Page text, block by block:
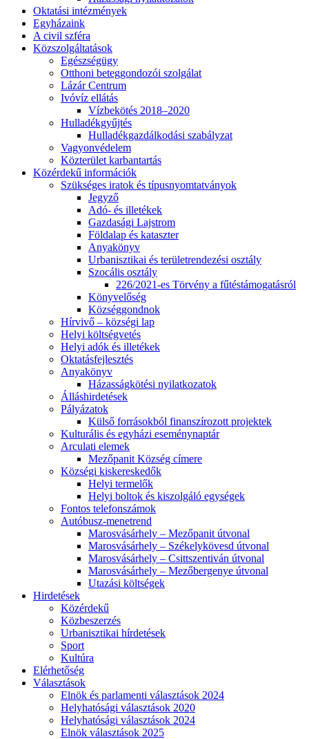
Oktatási intézmények
Egyházaink
A civil szféra
Közszolgáltatások
Egészségügy
Otthoni beteggondozói szolgálat
Lázár Centrum
Ivóvíz ellátás
Vízbekötés 2018–2020
Hulladékgyűjtés
Hulladékgazdálkodási szabályzat
Vagyonvédelem
Közterület karbantartás
Közérdekű információk
Szükséges iratok és típusnyomtatványok
Jegyző
Adó- és illetékek
Gazdasági Lajstrom
Földalap és kataszter
Anyakönyv
Urbanisztikai és területrendezési osztály
Szocális osztály
226/2021-es Törvény a fűtéstámogatásról
Könyvelőség
Községgondnok
Hírvivő – községi lap
Helyi költségvetés
Helyi adók és illetékek
Oktatásfejlesztés
Anyakönyv
Házasságkötési nyilatkozatok
Álláshirdetések
Pályázatok
Külső forrásokból finanszírozott projektek
Kulturális és egyházi eseménynaptár
Arculati elemek
Mezőpanit Község címere
Községi kiskereskedők
Helyi termelők
Helyi boltok és kiszolgáló egységek
Fontos telefonszámok
Autóbusz-menetrend
Marosvásárhely – Mezőpanit útvonal
Marosvásárhely – Székelykövesd útvonal
Marosvásárhely – Csittszentiván útvonal
Marosvásárhely – Mezőbergenye útvonal
Utazási költségek
Hirdetések
Közérdekű
Közbeszerzés
Urbanisztikai hírdetések
Sport
Kultúra
Elérhetőség
Választások
Elnök és parlamenti választások 2024
Helyhatósági választások 2020
Helyhatósági választások 2024
Elnök választások 2025